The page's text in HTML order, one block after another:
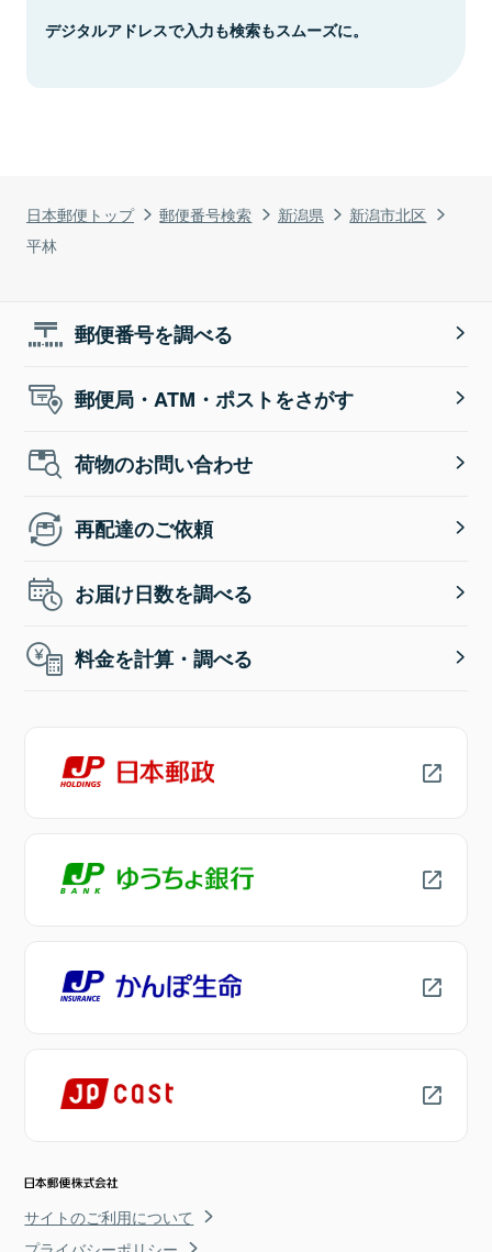
日本郵便トップ 郵便番号検索 新潟県
新潟市北区
平林
デジタルアドレスで入力も検索もスムーズに。
郵便番号を調べる
郵便局・ATM・ポストをさがす
荷物のお問い合わせ
再配達のご依頼
お届け日数を調べる
料金を計算・調べる
サイトのご利用について